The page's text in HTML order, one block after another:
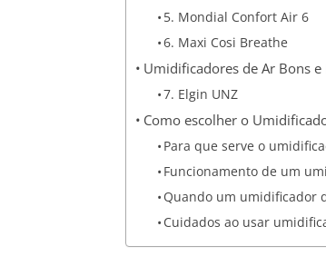
5. Mondial Confort Air 6
6. Maxi Cosi Breathe
Umidificadores de Ar Bons e
7. Elgin UNZ
Como escolher o
Para que serve o
Funcionamento de um
Quando um umidificador
Cuidados ao usar